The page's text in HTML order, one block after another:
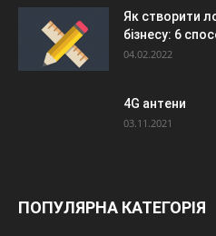
Як створити
бізнесу: 6
04.02.2022
4G антени
03.11.2021
ПОПУЛЯРНА КАТЕГОРІЯ